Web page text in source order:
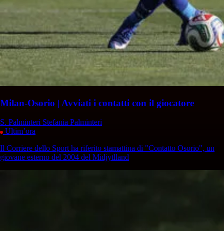
Milan-Osorio | Avviati i contatti con il giocatore
S. Palminteri Stefania Palminteri
Ultim’ora
Il Corriere dello Sport ha riferito stamattina di "Contatto Osorio", un
giovane esterno del 2004 del Midjytlland